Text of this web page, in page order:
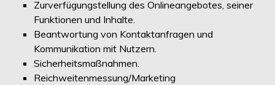
Zurverfügungstellung des Onlineangebotes, seiner
Funktionen und Inhalte.
Beantwortung von Kontaktanfragen und
Kommunikation mit Nutzern.
Sicherheitsmaßnahmen.
Reichweitenmessung/Marketing